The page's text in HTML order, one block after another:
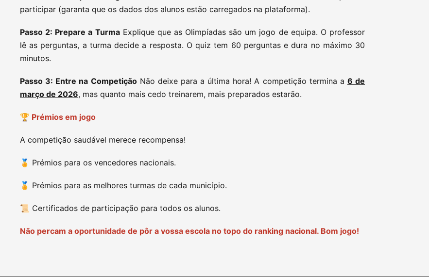
participar (garanta que os dados dos alunos estão carregados na plataforma).
Passo 2: Prepare a TurmaExplique que as Olimpíadas são um jogo de equipa. O professor
lê as perguntas, a turma decide a resposta. O quiz tem 60 perguntas e dura no máximo 30
minutos.
Passo 3: Entre na CompetiçãoNão deixe para a última hora! A competição termina a 6 de
março de 2026, mas quanto mais cedo treinarem, mais preparados estarão.
🏆 Prémios em jogo
A competição saudável merece recompensa!
🏅 Prémios para os vencedores nacionais.
🏅 Prémios para as melhores turmas de cada município.
📜 Certificados de participação para todos os alunos.
Não percam a oportunidade de pôr a vossa escola no topo do ranking nacional. Bom jogo!